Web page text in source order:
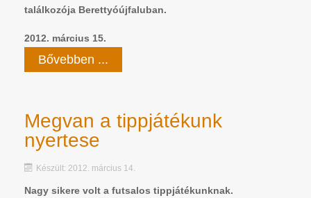
találkozója Berettyóújfaluban.
2012. március 15.
Bővebben ...
Megvan a tippjátékunk
nyertese
Készült: 2012. március 14.
Nagy sikere volt a futsalos tippjátékunknak.